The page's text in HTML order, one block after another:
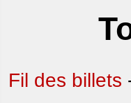
Fil des billets